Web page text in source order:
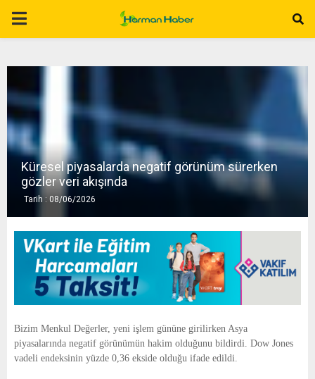
P
I
M
A
E
N
Küresel piyasalarda negatif görünüm sürerken
gözler veri akışında
Tarih : 08/06/2026
Bizim Menkul Değerler, yeni işlem gününe girilirken Asya
piyasalarında negatif görünümün hakim olduğunu bildirdi. Dow Jones
vadeli endeksinin yüzde 0,36 ekside olduğu ifade edildi.